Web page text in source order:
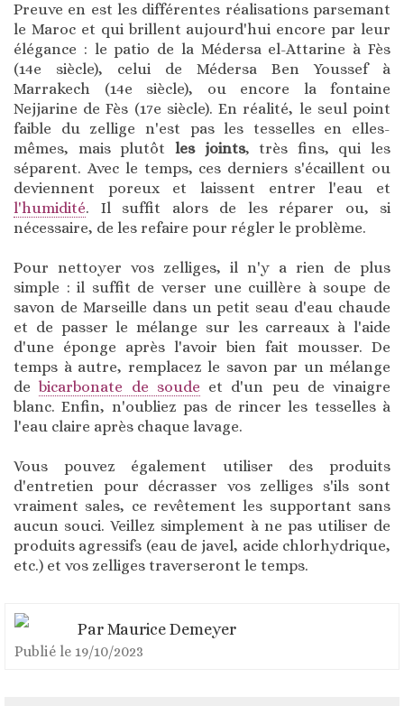
Preuve en est les différentes réalisations parsemant
le Maroc et qui brillent aujourd'hui encore par leur
élégance : le patio de la Médersa el-Attarine à Fès
(14e siècle), celui de Médersa Ben Youssef à
Marrakech (14e siècle), ou encore la fontaine
Nejjarine de Fès (17e siècle). En réalité, le seul point
faible du zellige n'est pas les tesselles en elles-
mêmes, mais plutôt les joints, très fins, qui les
séparent. Avec le temps, ces derniers s'écaillent ou
deviennent poreux et laissent entrer l'eau et
l'humidité. Il suffit alors de les réparer ou, si
nécessaire, de les refaire pour régler le problème.
Pour nettoyer vos zelliges, il n'y a rien de plus
simple : il suffit de verser une cuillère à soupe de
savon de Marseille dans un petit seau d'eau chaude
et de passer le mélange sur les carreaux à l'aide
d'une éponge après l'avoir bien fait mousser. De
temps à autre, remplacez le savon par un mélange
debicarbonate de soude et d'un peu de vinaigre
blanc. Enfin, n'oubliez pas de rincer les tesselles à
l'eau claire après chaque lavage.
Vous pouvez également utiliser des produits
d'entretien pour décrasser vos zelliges s'ils sont
vraiment sales, ce revêtement les supportant sans
aucun souci. Veillez simplement à ne pas utiliser de
produits agressifs (eau de javel, acide chlorhydrique,
etc.) et vos zelliges traverseront le temps.
Par Maurice Demeyer
Publié le 19/10/2023